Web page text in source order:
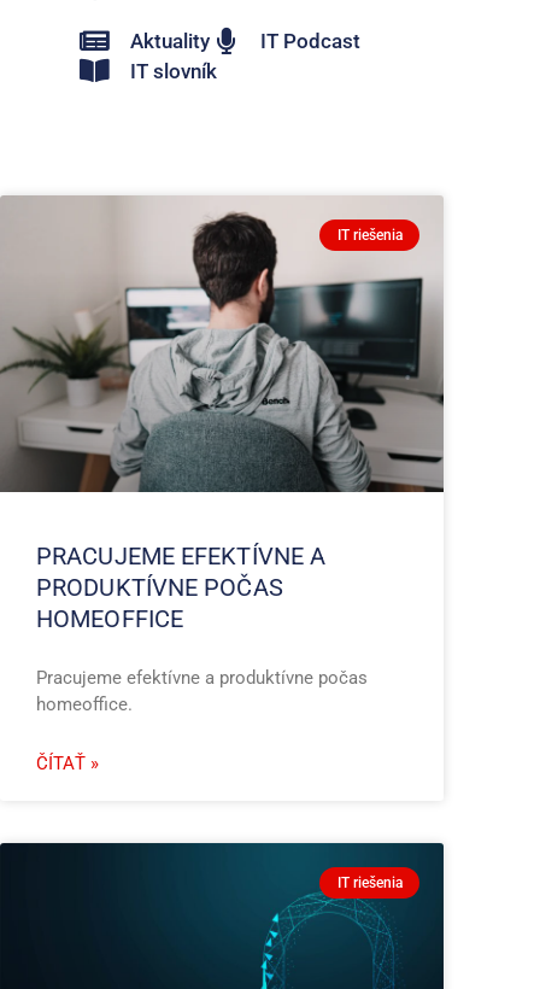
Aktuality
IT Podcast
IT slovník
IT riešenia
PRACUJEME EFEKTÍVNE A
PRODUKTÍVNE POČAS
HOMEOFFICE
Pracujeme efektívne a produktívne počas
homeoffice.
ČÍTAŤ »
IT riešenia